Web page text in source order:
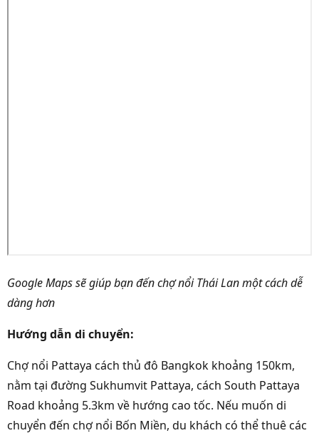
Google Maps sẽ giúp bạn đến chợ nổi Thái Lan một cách dễ
dàng hơn
Hướng dẫn di chuyển:
Chợ nổi Pattaya cách thủ đô Bangkok khoảng 150km,
nằm tại đường Sukhumvit Pattaya, cách South Pattaya
Road khoảng 5.3km về hướng cao tốc. Nếu muốn di
chuyển đến chợ nổi Bốn Miền, du khách có thể thuê các